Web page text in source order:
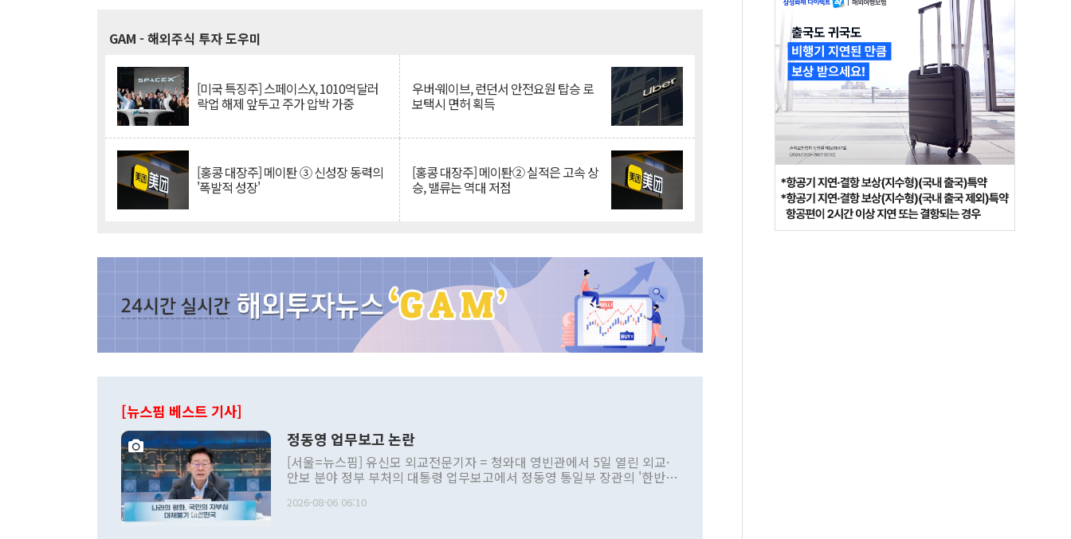
GAM - 해외주식 투자 도우미
[미국 특징주] 스페이스X, 1010억달러
락업 해제 앞두고 주가 압박 가중
우버·웨이브, 런던서 안전요원 탑승 로
보택시 면허 획득
[홍콩 대장주] 메이퇀 ③ 신성장 동력의
'폭발적 성장'
[홍콩 대장주] 메이퇀② 실적은 고속 상
승, 밸류는 역대 저점
[뉴스핌 베스트 기사]
정동영 업무보고 논란
[서울=뉴스핌] 유신모 외교전문기자 = 청와대 영빈관에서 5일 열린 외교·
안보 분야 정부 부처의 대통령 업무보고에서 정동영 통일부 장관의 '한반도
발언 중에는 정부 내 조율을 거치지 않은 사안을 정책으로 추진하겠다고 공
2026-08-06 06:10